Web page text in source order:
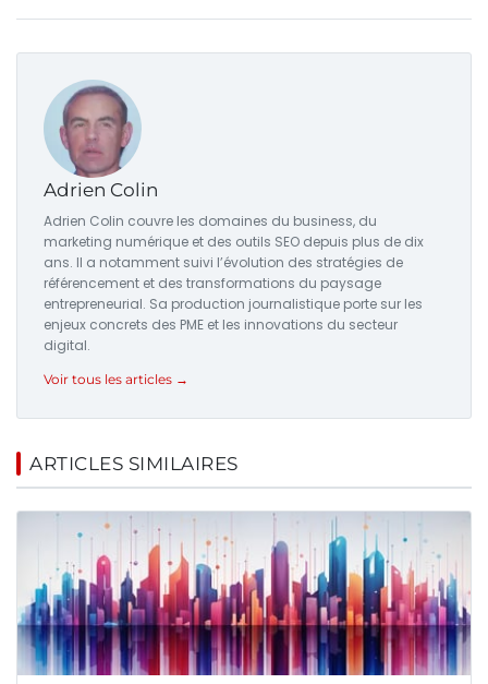
Adrien Colin
Adrien Colin couvre les domaines du business, du
marketing numérique et des outils SEO depuis plus de dix
ans. Il a notamment suivi l’évolution des stratégies de
référencement et des transformations du paysage
entrepreneurial. Sa production journalistique porte sur les
enjeux concrets des PME et les innovations du secteur
digital.
Voir tous les articles →
ARTICLES SIMILAIRES